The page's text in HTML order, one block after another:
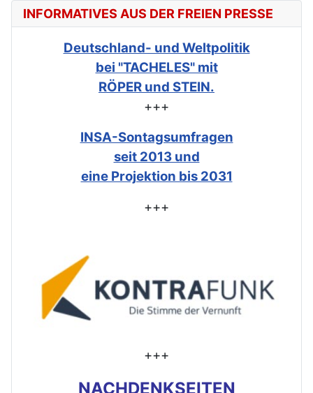
INFORMATIVES AUS DER FREIEN PRESSE
Deutschland- und Weltpolitik
bei "TACHELES" mit
RÖPER und STEIN.
+++
INSA-Sontagsumfragen
seit 2013 und
eine Projektion bis 2031
+++
+++
NACHDENKSEITEN